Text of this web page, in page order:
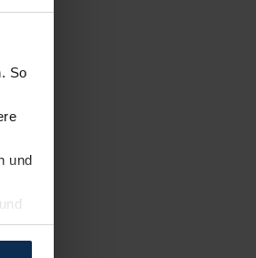
So
und